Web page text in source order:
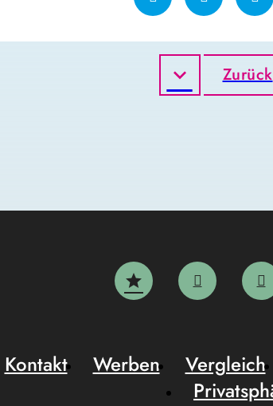
Zurück
Kontakt Werben Vergleich